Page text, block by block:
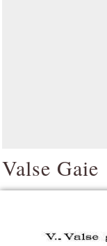
Valse Gaie